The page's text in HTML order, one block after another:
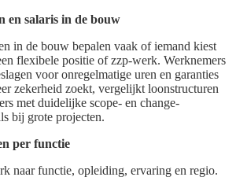
en salaris in de bouw
in de bouw bepalen vaak of iemand kiest
flexibele positie of zzp-werk. Werknemers
voor onregelmatige uren en garanties
zekerheid zoekt, vergelijkt loonstructuren
met duidelijke scope- en change-
bij grote projecten.
per functie
naar functie, opleiding, ervaring en regio.